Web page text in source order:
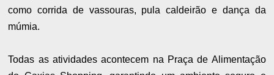
como corrida de vassouras, pula caldeirão e dança da
múmia.
Todas as atividades acontecem na Praça de Alimentação